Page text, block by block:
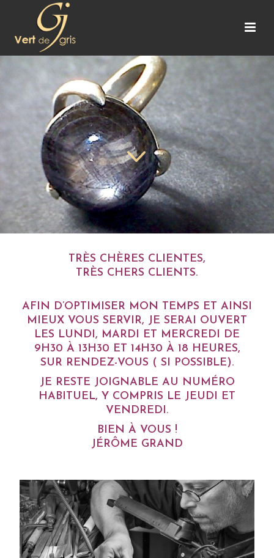
TRÈS CHÈRES CLIENTES,
TRÈS CHERS CLIENTS.
AFIN D’OPTIMISER MON TEMPS ET AINSI
MIEUX VOUS SERVIR, JE SERAI OUVERT
LES LUNDI, MARDI ET MERCREDI DE
9H30 À 13H30 ET 14H30 À 18 HEURES,
SUR RENDEZ-VOUS ( SI POSSIBLE).
JE RESTE JOIGNABLE AU NUMÉRO
HABITUEL, Y COMPRIS LE JEUDI ET
VENDREDI.
BIEN À VOUS !
JÉRÔME GRAND